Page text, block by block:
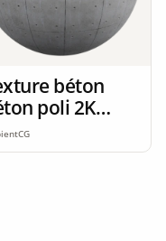
béton
poli 2K